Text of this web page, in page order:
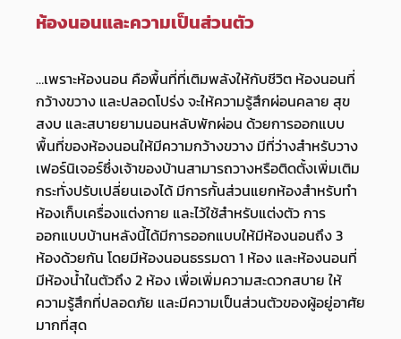
ห้องนอนและความเป็นส่วนตัว
…เพราะห้องนอน คือพื้นที่ที่เติมพลังให้กับชีวิต ห้องนอนที่
กว้างขวาง และปลอดโปร่ง จะให้ความรู้สึกผ่อนคลาย สุข
สงบ และสบายยามนอนหลับพักผ่อน ด้วยการออกแบบ
พื้นที่ของห้องนอนให้มีความกว้างขวาง มีที่ว่างสำหรับวาง
เฟอร์นิเจอร์ซึ่งเจ้าของบ้านสามารถวางหรือติดตั้งเพิ่มเติม
กระทั่งปรับเปลี่ยนเองได้ มีการกั้นส่วนแยกห้องสำหรับทำ
ห้องเก็บเครื่องแต่งกาย และไว้ใช้สำหรับแต่งตัว การ
ออกแบบบ้านหลังนี้ได้มีการออกแบบให้มีห้องนอนถึง 3
ห้องด้วยกัน โดยมีห้องนอนธรรมดา 1 ห้อง และห้องนอนที่
มีห้องน้ำในตัวถึง 2 ห้อง เพื่อเพิ่มความสะดวกสบาย ให้
ความรู้สึกที่ปลอดภัย และมีความเป็นส่วนตัวของผู้อยู่อาศัย
มากที่สุด